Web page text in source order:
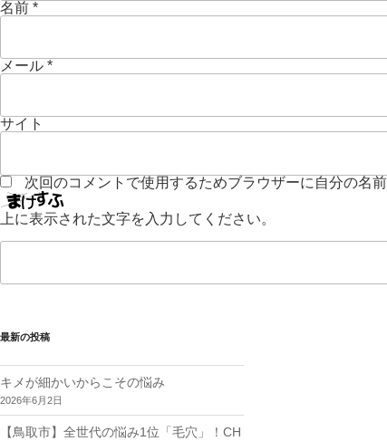
名前 *
メール *
サイト
次回のコメントで使用するためブラウザーに自分の名
上に表示された文字を入力してください。
最新の投稿
キメが細かいからこその悩み
2026年6月2日
【鳥取市】全世代の悩み1位「毛穴」！CH